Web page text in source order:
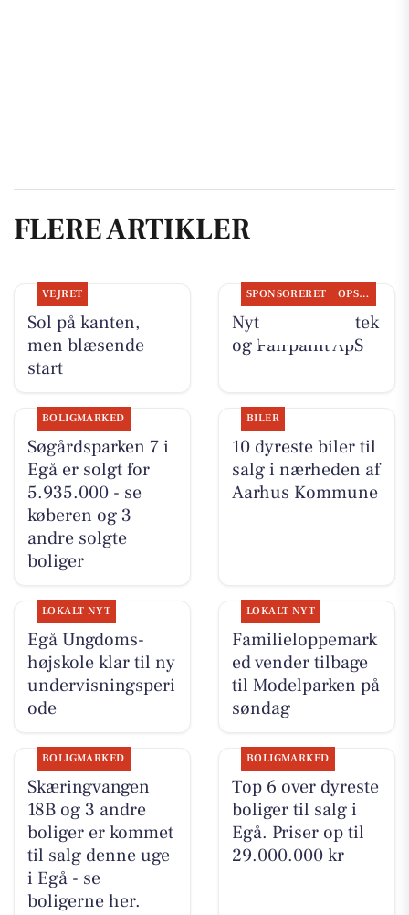
FLERE ARTIKLER
VEJRET
Sol på kanten,
men blæsende
start
SPONSORERET OPSLAGSTAVLEN
Nyt fra Egå Apotek
og Fairpaint ApS
BOLIGMARKED
Søgårdsparken 7 i
Egå er solgt for
5.935.000 - se
køberen og 3
andre solgte
boliger
BILER
10 dyreste biler til
salg i nærheden af
Aarhus Kommune
LOKALT NYT
Egå Ungdoms-
højskole klar til ny
undervisningsperi
ode
LOKALT NYT
Familieloppemark
ed vender tilbage
til Modelparken på
søndag
BOLIGMARKED
Skæringvangen
18B og 3 andre
boliger er kommet
til salg denne uge
i Egå - se
boligerne her.
BOLIGMARKED
Top 6 over dyreste
boliger til salg i
Egå. Priser op til
29.000.000 kr